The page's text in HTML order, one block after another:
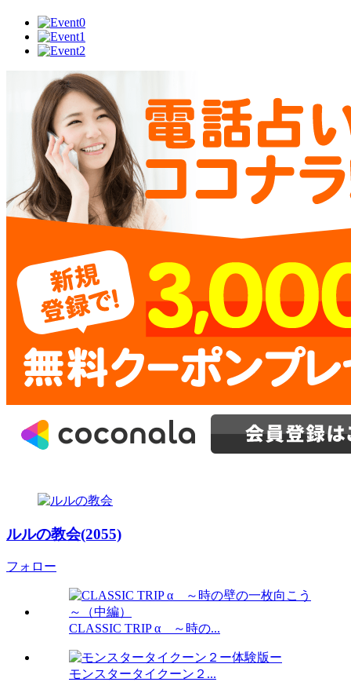
ルルの教会(2055)
フォロー
CLASSIC TRIP α ～時の...
モンスタータイクーン２...